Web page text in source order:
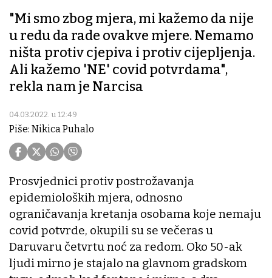
"Mi smo zbog mjera, mi kažemo da nije
u redu da rade ovakve mjere. Nemamo
ništa protiv cjepiva i protiv cijepljenja.
Ali kažemo 'NE' covid potvrdama",
rekla nam je Narcisa
04.03.2022. u 12:49
Piše: Nikica Puhalo
Prosvjednici protiv postrožavanja
epidemioloških mjera, odnosno
ograničavanja kretanja osobama koje nemaju
covid potvrde, okupili su se večeras u
Daruvaru četvrtu noć za redom. Oko 50-ak
ljudi mirno je stajalo na glavnom gradskom